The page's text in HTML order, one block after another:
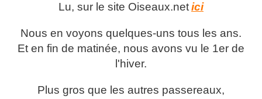
Lu, sur le site Oiseaux.netici
Nous en voyons quelques-uns tous les ans.
Et en fin de matinée, nous avons vu le 1er de
l'hiver.
Plus gros que les autres passereaux,